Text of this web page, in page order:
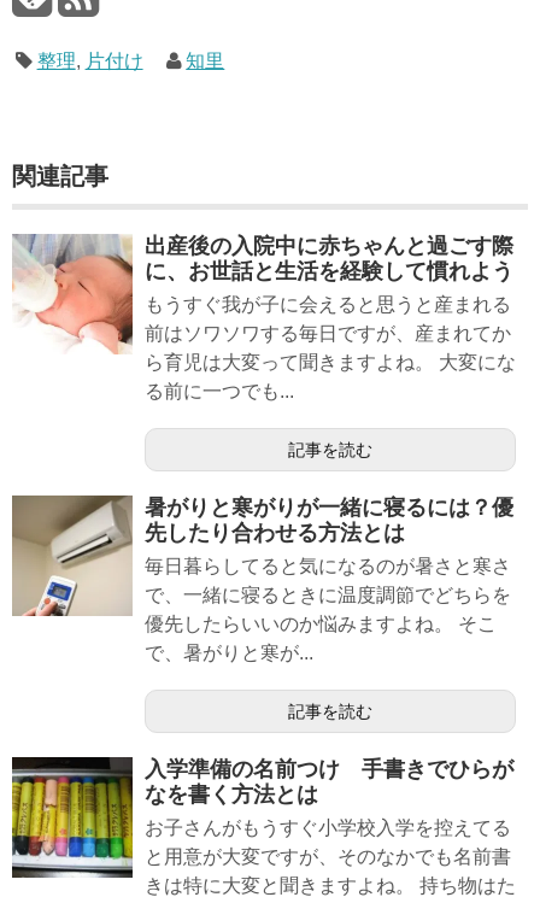
整理, 片付け 知里
関連記事
出産後の入院中に赤ちゃんと過ごす際
に、お世話と生活を経験して慣れよう
もうすぐ我が子に会えると思うと産まれる
前はソワソワする毎日ですが、産まれてか
ら育児は大変って聞きますよね。 大変にな
る前に一つでも...
記事を読む
暑がりと寒がりが一緒に寝るには？優
先したり合わせる方法とは
毎日暮らしてると気になるのが暑さと寒さ
で、一緒に寝るときに温度調節でどちらを
優先したらいいのか悩みますよね。 そこ
で、暑がりと寒が...
記事を読む
入学準備の名前つけ 手書きでひらが
なを書く方法とは
お子さんがもうすぐ小学校入学を控えてる
と用意が大変ですが、そのなかでも名前書
きは特に大変と聞きますよね。 持ち物はた